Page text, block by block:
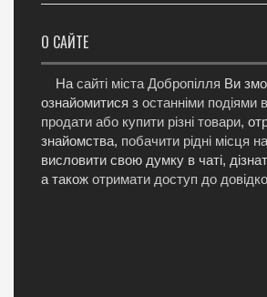
О САЙТЕ
На сайті міста Добропілля Ви
ознайомитися з останніми подіями в
продати або купити різні товари,
знайомства, побачити рідні місця
висловити свою думку в чаті,
а також отримати доступ до